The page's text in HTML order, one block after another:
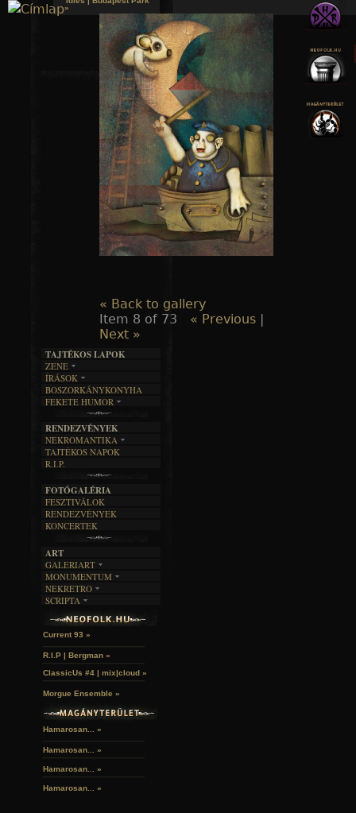
Jump to navigation
« Back to gallery
Item 8 of 73
« Previous
Next »
TAJTÉKOS LAPOK
ZENE
EGYÜTTESEK
INTERJÚK
FORDÍTÁSOK
DALSZÖVEGEK
ÍRÁSOK
IRODALOM
FILM
MŰVÉSZET
ÍRÁSTÖRTÉNET
BOSZORKÁNYKONYHA
FEKETE HUMOR
SZÖVEGES
RENDEZVÉNYEK
NEKROMANTIKA
AKTUÁLIS
A MÚLT
TAJTÉKOS NAPOK
R.I.P.
FOTÓGALÉRIA
FESZTIVÁLOK
RENDEZVÉNYEK
KONCERTEK
ART
GALERIART
ARTGALERI
KÉPREGÉNYEK
LAKÁSKULTS
MONUMENTUM
TEMETŐK
TEMPLOMOK
VÁRAK
HELYEK
NEKRETRO
SZUBKULT
FEKETE LYUK
RELIKVIÁK
SCRIPTA
NOVELLÁK
»
Current 93 »
R.I.P | Bergman »
ClassicUs #4 | mix|cloud »
Morgue Ensemble »
Hamarosan... »
Hamarosan... »
Hamarosan... »
Hamarosan... »